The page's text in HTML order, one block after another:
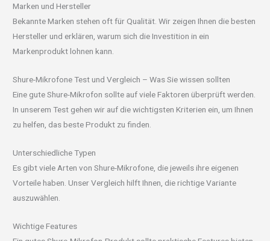
Marken und Hersteller
Bekannte Marken stehen oft für Qualität. Wir zeigen Ihnen die besten
Hersteller und erklären, warum sich die Investition in ein
Markenprodukt lohnen kann.
Shure-Mikrofone Test und Vergleich – Was Sie wissen sollten
Eine gute Shure-Mikrofon sollte auf viele Faktoren überprüft werden.
In unserem Test gehen wir auf die wichtigsten Kriterien ein, um Ihnen
zu helfen, das beste Produkt zu finden.
Unterschiedliche Typen
Es gibt viele Arten von Shure-Mikrofone, die jeweils ihre eigenen
Vorteile haben. Unser Vergleich hilft Ihnen, die richtige Variante
auszuwählen.
Wichtige Features